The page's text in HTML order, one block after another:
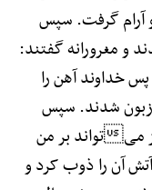
آرام گرفت. سپس
و مغرورانه گفتند:
خداوند آهن را
زبون شدند. سپس
میتواند بر من
آن را ذوب کرد و